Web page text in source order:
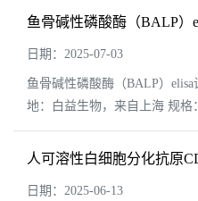
中的具体指示。以下是常见的
鱼骨碱性磷酸酶（BALP）
日期：2025-07-03
鱼骨碱性磷酸酶（BALP）
地：白益生物，来自上海 规格
F46039 英文名称...
人可溶性白细胞分化抗原
剂盒说明书
日期：2025-06-13